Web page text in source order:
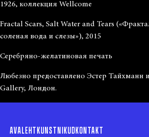
1926, коллекция Wellcome
Fractal Scars, Salt Water and Tears
соленая вода и слезы»), 2015
Серебряно-желатиновая печать
Любезно предоставлено Эстер Тайхманн
Gallery, Лондон.
AVALEHTKUNSTNIKUDKONTAKT